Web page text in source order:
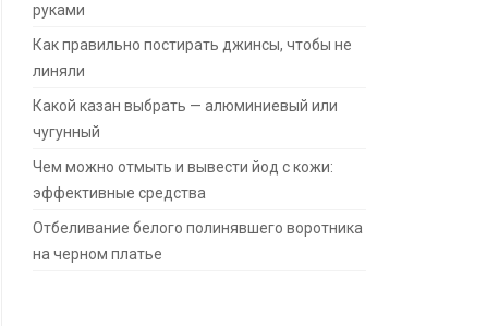
руками
Как правильно постирать джинсы, чтобы не
линяли
Какой казан выбрать — алюминиевый или
чугунный
Чем можно отмыть и вывести йод с кожи:
эффективные средства
Отбеливание белого полинявшего воротника
на черном платье